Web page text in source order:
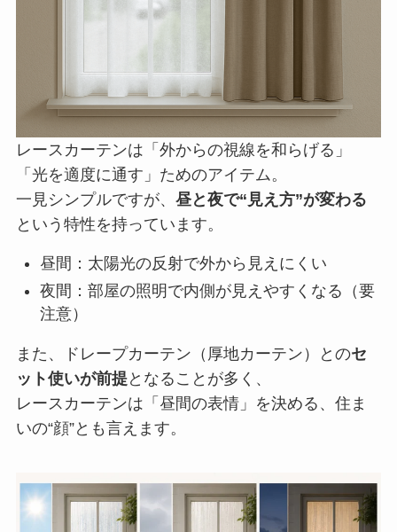
レースカーテンは「外からの視線を和らげる」
「光を適度に通す」ためのアイテム。
一見シンプルですが、 昼と夜で“見え方”が変わる
という特性を持っています。
昼間：太陽光の反射で外から見えにくい
夜間：部屋の照明で内側が見えやすくなる（要
注意）
また、ドレープカーテン（厚地カーテン）とのセ
ット使いが前提となることが多く、
レースカーテンは「昼間の表情」を決める、住ま
いの“顔”とも言えます。